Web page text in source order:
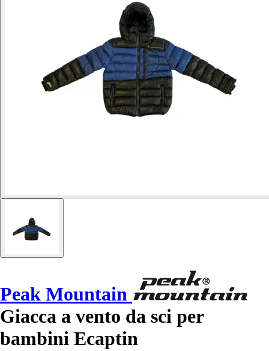
Peak Mountain
Giacca a vento da sci per
bambini Ecaptin